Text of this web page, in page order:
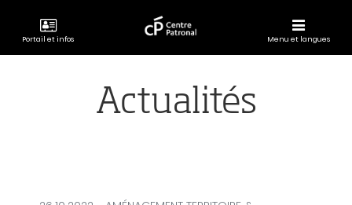
Portail et infos
CENTRE
Menu et langues
Actualités